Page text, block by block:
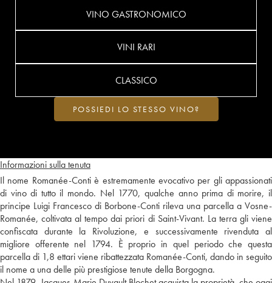
Informazioni sulla tenuta
Il nome Romanée-Conti è estremamente evocativo per gli appassionati
di vino di tutto il mondo. Nel 1770, qualche anno prima di morire, il
principe Luigi Francesco di Borbone-Conti rileva una parcella a Vosne-
Romanée, coltivata al tempo dai priori di Saint-Vivant. La terra gli viene
confiscata durante la Rivoluzione, e successivamente rivenduta al
migliore offerente nel 1794. È proprio in quel periodo che questa
parcella di 1,8 ettari viene ribattezzata Romanée-Conti, dando in seguito
il nome a una delle più prestigiose tenute della Borgogna.
VINO GASTRONOMICO
VINI RARI
CLASSICO
POSSIEDI LO STESSO VINO?